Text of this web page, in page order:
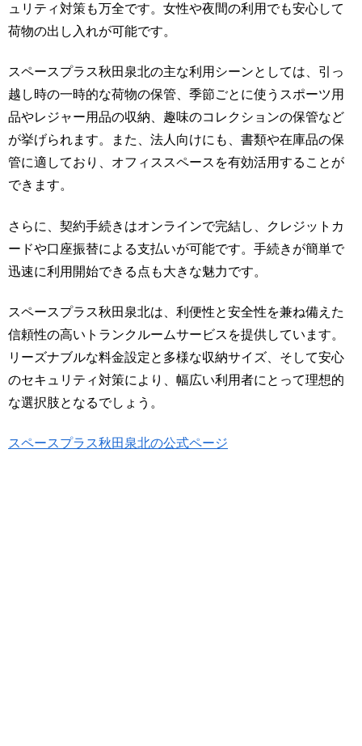
ュリティ対策も万全です。女性や夜間の利用でも安心して
荷物の出し入れが可能です。
スペースプラス秋田泉北の主な利用シーンとしては、引っ
越し時の一時的な荷物の保管、季節ごとに使うスポーツ用
品やレジャー用品の収納、趣味のコレクションの保管など
が挙げられます。また、法人向けにも、書類や在庫品の保
管に適しており、オフィススペースを有効活用することが
できます。
さらに、契約手続きはオンラインで完結し、クレジットカ
ードや口座振替による支払いが可能です。手続きが簡単で
迅速に利用開始できる点も大きな魅力です。
スペースプラス秋田泉北は、利便性と安全性を兼ね備えた
信頼性の高いトランクルームサービスを提供しています。
リーズナブルな料金設定と多様な収納サイズ、そして安心
のセキュリティ対策により、幅広い利用者にとって理想的
な選択肢となるでしょう。
スペースプラス秋田泉北の公式ページ